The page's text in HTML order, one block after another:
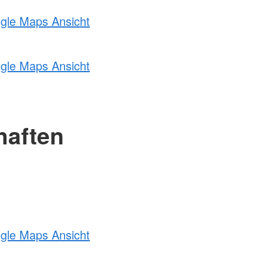
Maps Ansicht
Maps Ansicht
Maps Ansicht